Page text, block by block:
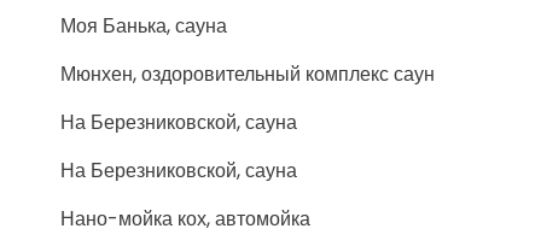
Моя Банька, сауна
Мюнхен, оздоровительный комплекс саун
На Березниковской, сауна
На Березниковской, сауна
Нано-мойка кох, автомойка